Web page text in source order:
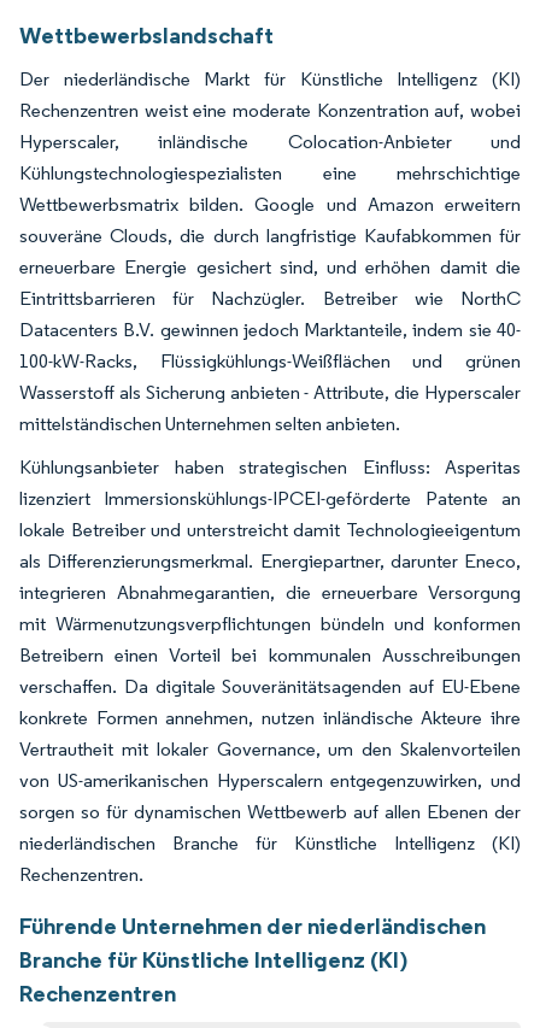
Wettbewerbslandschaft
Der niederländische Markt für Künstliche Intelligenz (KI)
Rechenzentren weist eine moderate Konzentration auf, wobei
Hyperscaler, inländische Colocation-Anbieter und
Kühlungstechnologiespezialisten eine mehrschichtige
Wettbewerbsmatrix bilden. Google und Amazon erweitern
souveräne Clouds, die durch langfristige Kaufabkommen für
erneuerbare Energie gesichert sind, und erhöhen damit die
Eintrittsbarrieren für Nachzügler. Betreiber wie NorthC
Datacenters B.V. gewinnen jedoch Marktanteile, indem sie 40-
100-kW-Racks, Flüssigkühlungs-Weißflächen und grünen
Wasserstoff als Sicherung anbieten - Attribute, die Hyperscaler
mittelständischen Unternehmen selten anbieten.
Kühlungsanbieter haben strategischen Einfluss: Asperitas
lizenziert Immersionskühlungs-IPCEI-geförderte Patente an
lokale Betreiber und unterstreicht damit Technologieeigentum
als Differenzierungsmerkmal. Energiepartner, darunter Eneco,
integrieren Abnahmegarantien, die erneuerbare Versorgung
mit Wärmenutzungsverpflichtungen bündeln und konformen
Betreibern einen Vorteil bei kommunalen Ausschreibungen
verschaffen. Da digitale Souveränitätsagenden auf EU-Ebene
konkrete Formen annehmen, nutzen inländische Akteure ihre
Vertrautheit mit lokaler Governance, um den Skalenvorteilen
von US-amerikanischen Hyperscalern entgegenzuwirken, und
sorgen so für dynamischen Wettbewerb auf allen Ebenen der
niederländischen Branche für Künstliche Intelligenz (KI)
Rechenzentren.
Führende Unternehmen der niederländischen
Branche für Künstliche Intelligenz (KI)
Rechenzentren